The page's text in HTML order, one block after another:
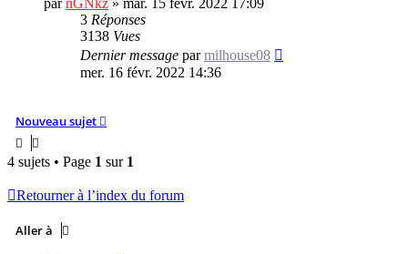
3 Réponses
3138 Vues
Dernier message parmilhouse08
mer. 16 févr. 2022 14:36
Nouveau sujet
4 sujets • Page 1 sur 1
Retourner à l’index du forum
Aller à